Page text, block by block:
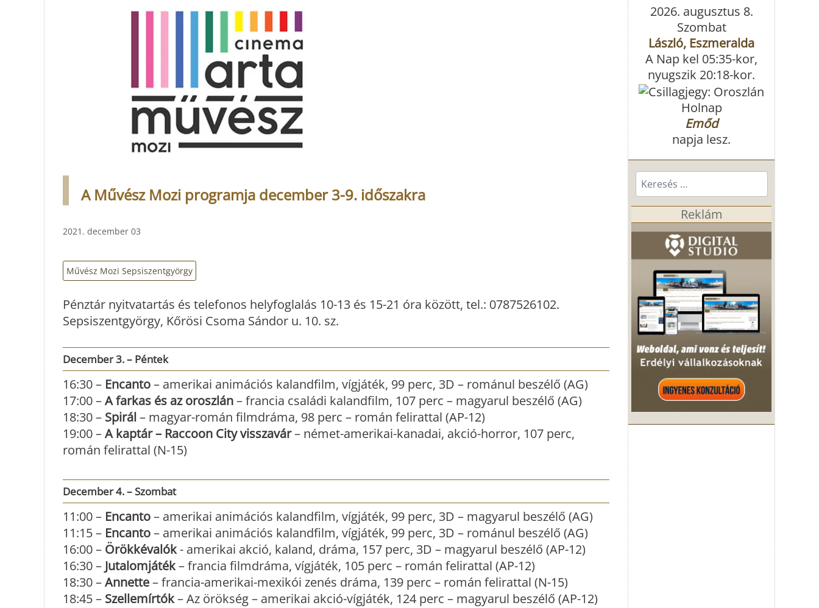
A Művész Mozi programja december 3-9. időszakra
2021. december 03
Művész Mozi Sepsiszentgyörgy
Pénztár nyitvatartás és telefonos helyfoglalás 10-13 és 15-21 óra között, tel.: 0787526102.
Sepsiszentgyörgy, Kőrösi Csoma Sándor u. 10. sz.
December 3. – Péntek
16:30 – Encanto– amerikai animációs kalandfilm, vígjáték, 99 perc, 3D – románul beszélő (AG)
17:00 –A farkas és az oroszlán– francia családi kalandfilm, 107 perc – magyarul beszélő (AG)
18:30 – Spirál– magyar-román filmdráma, 98 perc – román felirattal (AP-12)
19:00 –A kaptár – Raccoon City visszavár– német-amerikai-kanadai, akció-horror, 107 perc,
román felirattal (N-15)
December 4. – Szombat
11:00 – Encanto– amerikai animációs kalandfilm, vígjáték, 99 perc, 3D – magyarul beszélő (AG)
11:15 – Encanto– amerikai animációs kalandfilm, vígjáték, 99 perc, 3D – románul beszélő (AG)
16:00 – Örökkévalók- amerikai akció, kaland, dráma, 157 perc, 3D – magyarul beszélő (AP-12)
16:30 – Jutalomjáték– francia filmdráma, vígjáték, 105 perc – román felirattal (AP-12)
18:30 –Annette– francia-amerikai-mexikói zenés dráma, 139 perc – román felirattal (N-15)
18:45 – Szellemírtók– Az örökség – amerikai akció-vígjáték, 124 perc – magyarul beszélő (AP-12)
2026. augusztus 8.
Szombat
László, Eszmeralda
A Nap kel 05:35-kor,
nyugszik 20:18-kor.
Holnap
Emőd
napja lesz.
Keresés...
Reklám